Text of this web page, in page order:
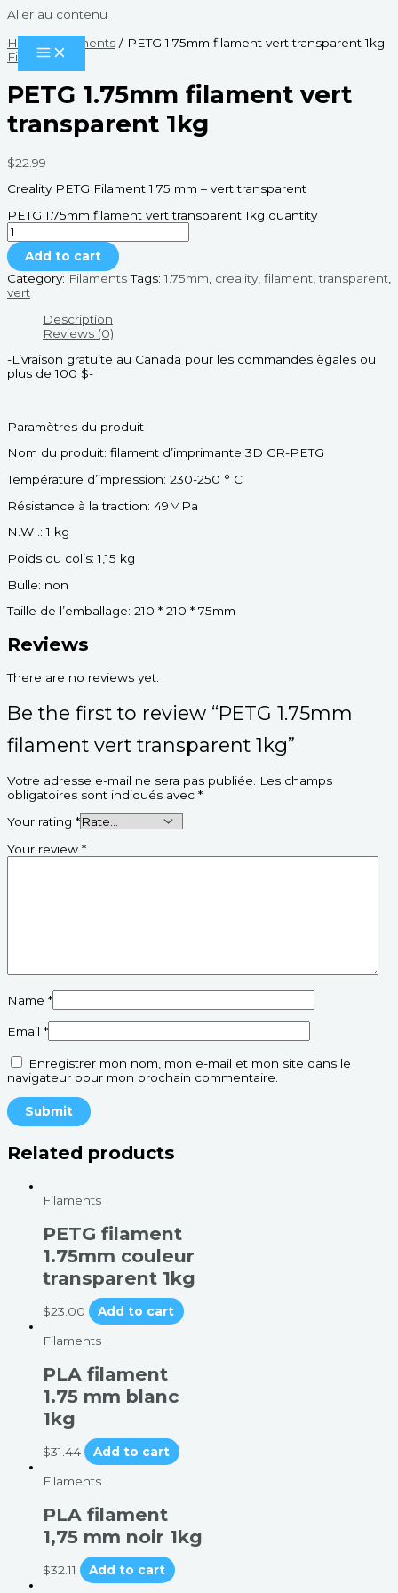
Aller au contenu
Home
Filaments / PETG 1.75mm filament vert transparent 1kg
Filaments
PETG 1.75mm filament vert
transparent 1kg
$22.99
Creality PETG Filament 1.75 mm – vert transparent
PETG 1.75mm filament vert transparent 1kg quantity
Add to cart
Category: Filaments Tags:1.75mm creality, filament ,transparent
vert
Description
Reviews (0)
-Livraison gratuite au Canada pour les commandes ègales ou
plus de 100 $-
Paramètres du produit
Nom du produit: filament d’imprimante 3D CR-PETG
Température d’impression: 230-250 ° C
Résistance à la traction: 49MPa
N.W .: 1 kg
Poids du colis: 1,15 kg
Bulle: non
Taille de l’emballage: 210 * 210 * 75mm
Reviews
There are no reviews yet.
Be the first to review “PETG 1.75mm
filament vert transparent 1kg”
Votre adresse e-mail ne sera pas publiée.
Les champs
obligatoires sont indiqués avec *
Your rating *
Your review *
Name *
Email *
Enregistrer mon nom, mon e-mail et mon site dans le
navigateur pour mon prochain commentaire.
Related products
Filaments
PETG filament
1.75mm couleur
transparent 1kg
$23.00 Add to cart
Filaments
PLA filament
1.75 mm blanc
1kg
$31.44 Add to cart
Filaments
PLA filament
1,75 mm noir 1kg
$32.11 Add to cart